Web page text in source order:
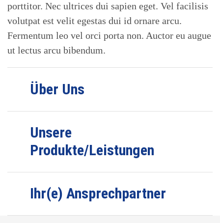
porttitor. Nec ultrices dui sapien eget. Vel facilisis
volutpat est velit egestas dui id ornare arcu.
Fermentum leo vel orci porta non. Auctor eu augue
ut lectus arcu bibendum.
Über Uns
Unsere
Produkte/Leistungen
Ihr(e) Ansprechpartner